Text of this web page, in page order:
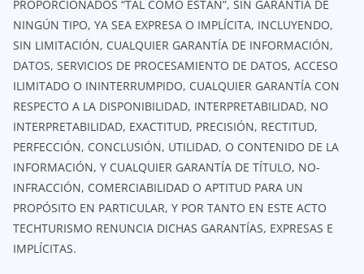
PROPORCIONADOS “TAL COMO ESTÁN”, SIN GARANTÍA DE
NINGÚN TIPO, YA SEA EXPRESA O IMPLÍCITA, INCLUYENDO,
SIN LIMITACIÓN, CUALQUIER GARANTÍA DE INFORMACIÓN,
DATOS, SERVICIOS DE PROCESAMIENTO DE DATOS, ACCESO
ILIMITADO O ININTERRUMPIDO, CUALQUIER GARANTÍA CON
RESPECTO A LA DISPONIBILIDAD, INTERPRETABILIDAD, NO
INTERPRETABILIDAD, EXACTITUD, PRECISIÓN, RECTITUD,
PERFECCIÓN, CONCLUSIÓN, UTILIDAD, O CONTENIDO DE LA
INFORMACIÓN, Y CUALQUIER GARANTÍA DE TÍTULO, NO-
INFRACCIÓN, COMERCIABILIDAD O APTITUD PARA UN
PROPÓSITO EN PARTICULAR, Y POR TANTO EN ESTE ACTO
TECHTURISMO RENUNCIA DICHAS GARANTÍAS, EXPRESAS E
IMPLÍCITAS.